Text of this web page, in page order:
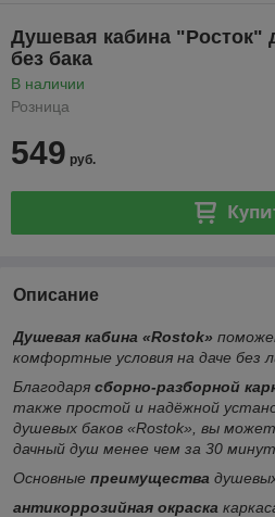
Душевая кабина "Росток"
без бака
В наличии
Розница
549 руб.
Описание
Душевая кабина «Rostok»
комфортные условия на даче без
Благодаря сборно-разборной
также простой и надёжной
душевых баков «Rostok», вы
дачный душ менее чем за 30 минут.
Основные преимущества
антикоррозийная окраска